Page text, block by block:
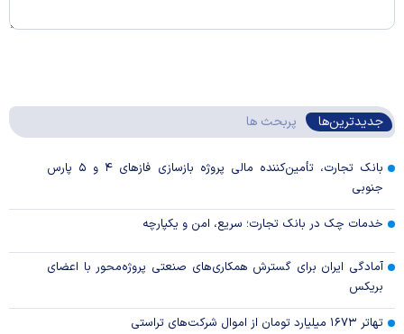
جدیدترین‌ها پربحث ها
بانک تجارت، تأمین‌کننده مالی پروژه بازسازی فاز‌های ۴ و ۵ پارس
جنوبی
خدمات چک در بانک تجارت؛ سریع، امن و یکپارچه
آمادگی ایران برای گسترش همکاری‌های صنعتی پروژه‌محور با اعضای
بریکس
تهاتر ۱۶۷۳ میلیارد تومان از اموال شرکت‌های تراستی